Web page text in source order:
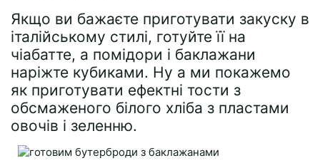
Якщо ви бажаєте приготувати закуску в
італійському стилі, готуйте її на
чіабатте, а помідори і баклажани
наріжте кубиками. Ну а ми покажемо
як приготувати ефектні тости з
обсмаженого білого хліба з пластами
овочів і зеленню.